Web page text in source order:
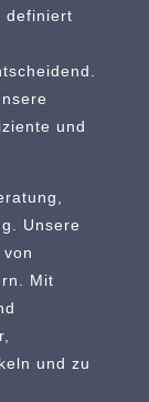
definiert
und
Unsere
Mit
und zu